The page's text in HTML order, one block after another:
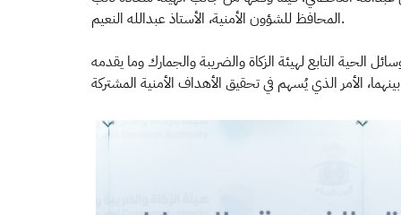
المحافظ للشؤون الأمنية، الأستاذ عبدالله النعيم.
الحية التابع لهيئة الزكاة والضريبة والجمارك وما يقدمه